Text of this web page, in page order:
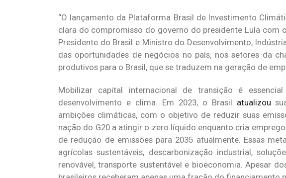
“O lançamento da Plataforma Brasil de Investimento
clara do compromisso do governo do presidente Lula com
Presidente do Brasil e Ministro do Desenvolvimento,
das oportunidades de negócios no país, nos setores da
produtivos para o Brasil, que se traduzem na geração de
Mobilizar capital internacional de transição é
desenvolvimento e clima. Em 2023, o Brasil atualizou
ambições climáticas, com o objetivo de reduzir suas
nação do G20 a atingir o zero líquido enquanto cria
de redução de emissões para 2035 atualmente. Essas
agrícolas sustentáveis, descarbonização industrial,
renovável, transporte sustentável e bioeconomia. Apesar